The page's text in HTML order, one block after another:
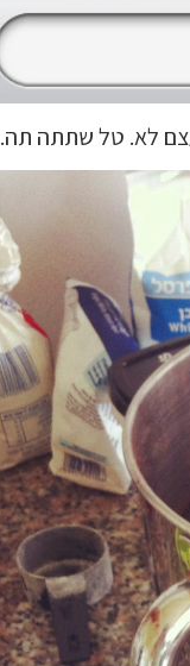
לא. טל שתתה תה.